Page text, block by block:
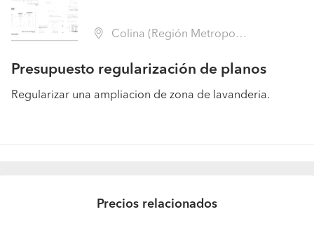
Colina (Región Metropolitana - Chacabuco)
Presupuesto regularización de planos
Regularizar una ampliacion de zona de lavanderia.
Precios relacionados